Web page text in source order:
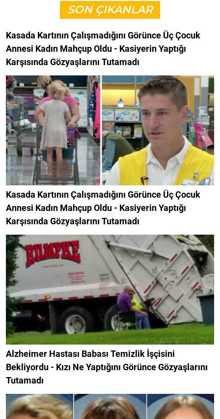
SON ÇIKANLAR
Kasada Kartının Çalışmadığını Görünce Üç Çocuk
Annesi Kadın Mahçup Oldu - Kasiyerin Yaptığı
Karşısında Gözyaşlarını Tutamadı
Kasada Kartının Çalışmadığını Görünce Üç Çocuk
Annesi Kadın Mahçup Oldu - Kasiyerin Yaptığı
Karşısında Gözyaşlarını Tutamadı
Alzheimer Hastası Babası Temizlik İşçisini
Bekliyordu - Kızı Ne Yaptığını Görünce Gözyaşlarını
Tutamadı